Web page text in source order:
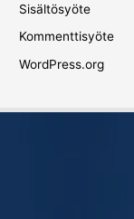
Sisältösyöte
Kommenttisyöte
WordPress.org